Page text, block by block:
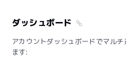
ダッシュボード
アカウントダッシュボードでマル
ます: